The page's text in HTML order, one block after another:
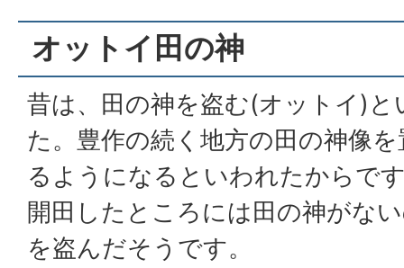
オットイ田の神
昔は、田の神を盗む(オットイ)
た。豊作の続く地方の田の神像
るようになるといわれたからで
開田したところには田の神がな
を盗んだそうです。